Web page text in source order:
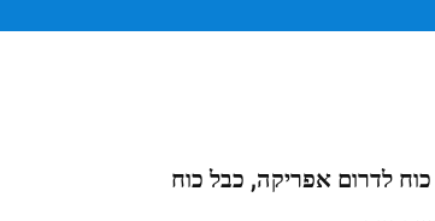
לדרום אפריקה, כבל כוח